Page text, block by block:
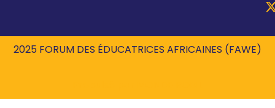
2025 FORUM DES ÉDUCATRICES AFRICAINES (FAWE)